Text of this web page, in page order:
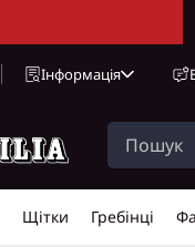
Інформація
Щітки Гребінці